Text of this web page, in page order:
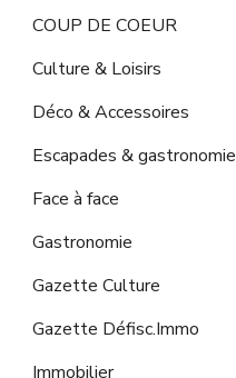
COUP DE COEUR
Culture & Loisirs
Déco & Accessoires
Escapades & gastronomie
Face à face
Gastronomie
Gazette Culture
Gazette Défisc.Immo
Immobilier